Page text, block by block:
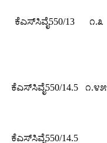
ಕೆಎಸ್‌ಸಿವೈ550/13 ೧.೩
ಕೆಎಸ್‌ಸಿವೈ550/14.5 ೧.೪೫
ಕೆಎಸ್‌ಸಿವೈ550/14.5